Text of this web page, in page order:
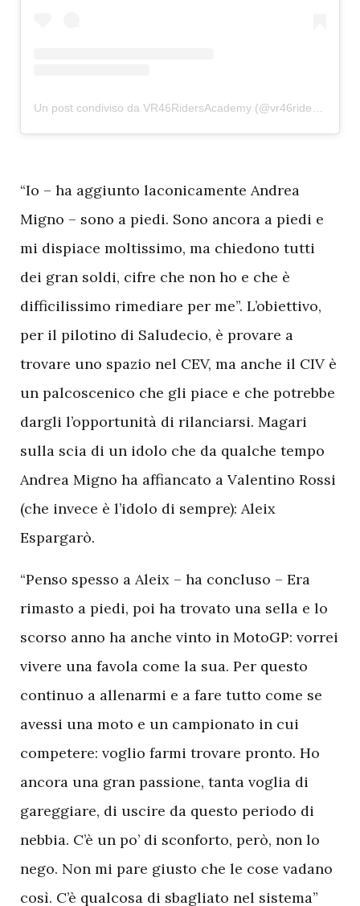
“Io – ha aggiunto laconicamente Andrea
Migno – sono a piedi. Sono ancora a piedi e
mi dispiace moltissimo, ma chiedono tutti
dei gran soldi, cifre che non ho e che è
difficilissimo rimediare per me”. L’obiettivo,
per il pilotino di Saludecio, è provare a
trovare uno spazio nel CEV, ma anche il CIV è
un palcoscenico che gli piace e che potrebbe
dargli l’opportunità di rilanciarsi. Magari
sulla scia di un idolo che da qualche tempo
Andrea Migno ha affiancato a Valentino Rossi
(che invece è l’idolo di sempre): Aleix
Espargarò.
“Penso spesso a Aleix – ha concluso – Era
rimasto a piedi, poi ha trovato una sella e lo
scorso anno ha anche vinto in MotoGP: vorrei
vivere una favola come la sua. Per questo
continuo a allenarmi e a fare tutto come se
avessi una moto e un campionato in cui
competere: voglio farmi trovare pronto. Ho
ancora una gran passione, tanta voglia di
gareggiare, di uscire da questo periodo di
nebbia. C’è un po’ di sconforto, però, non lo
nego. Non mi pare giusto che le cose vadano
così. C’è qualcosa di sbagliato nel sistema”